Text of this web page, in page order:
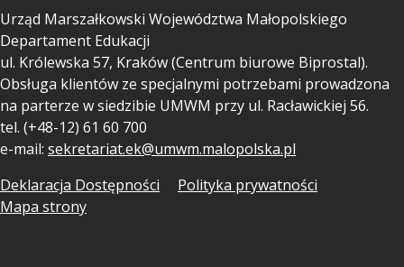
Urząd Marszałkowski Województwa Małopolskiego
Departament Edukacji
ul. Królewska 57, Kraków (Centrum biurowe Biprostal).
Obsługa klientów ze specjalnymi potrzebami prowadzona
na parterze w siedzibie UMWM przy ul. Racławickiej 56.
tel. (+48-12) 61 60 700
e-mail: sekretariat.ek@umwm.malopolska.pl
Deklaracja Dostępności
Polityka prywatności
Mapa strony